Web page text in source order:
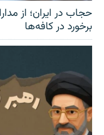
حجاب در ایران؛ از
برخورد در کافه‌ها